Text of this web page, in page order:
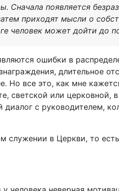
Сначала появляется
приходят мысли о
человек может дойти до
ошибки в
длительное
Но все это, как мне
светской или церковной,
диалог с руководителем,
в Церкви, то